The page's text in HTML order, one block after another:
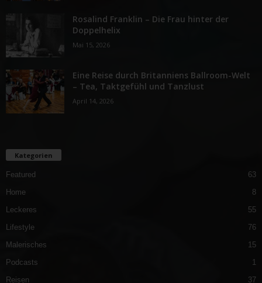
Rosalind Franklin – Die Frau hinter der
Doppelhelix
Mai 15, 2026
Eine Reise durch Britanniens Ballroom-Welt
– Tea, Taktgefühl und Tanzlust
April 14, 2026
Kategorien
Featured
63
Home
8
Leckeres
55
Lifestyle
76
Malerisches
15
Podcasts
1
Reisen
37